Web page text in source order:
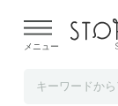
よる配送遅延が
メニュー
Cellsh 首